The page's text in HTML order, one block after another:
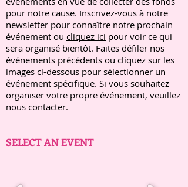
pour notre cause. Inscrivez-vous à notre
newsletter pour connaître notre prochain
événement ou cliquez ici pour voir ce qui
sera organisé bientôt. Faites défiler nos
événements précédents ou cliquez sur les
images ci-dessous pour sélectionner un
événement spécifique. Si vous souhaitez
organiser votre propre événement, veuillez
nous contacter.
SELECT AN EVENT